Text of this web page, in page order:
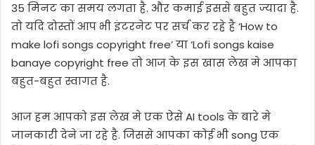
35 मिनट का समय लगता है. और कमाई इससे बहुत ज्यादा है.
तो यदि दोस्तों आप भी इंटरनेट पर सर्च कर रहे है ‘How to
make lofi songs copyright free’ या ‘Lofi songs kaise
banaye copyright free तो आज के इस खास लेख मे आपका
बहुत-बहुत स्वागत है.
आज हम आपको इस लेख मे एक ऐसे AI tools के बारे मे
जानकारी देने जा रहे है. जिससे आपका कोई भी song एक